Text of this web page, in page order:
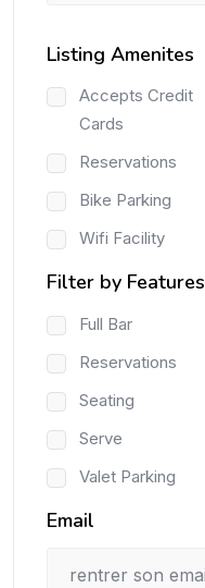
Listing Amenites
Accepts Credit
Cards
Reservations
Bike Parking
Wifi Facility
Filter by Features
Full Bar
Reservations
Seating
Serve
Valet Parking
Email